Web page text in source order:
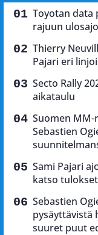
Toyotan data
rajuun
Thierry
Pajari eri
Secto Rally
aikataulu
Suomen
Sebastien
Sami Pajari
katso tulokset
Sebastien
pysäyttävistä
suuret puut